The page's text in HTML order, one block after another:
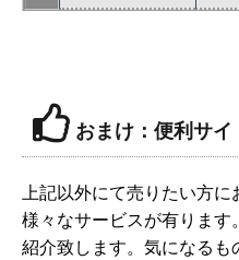
おまけ：便利サイ
上記以外にて売りたい方
様々なサービスが有りま
紹介致します。気になる